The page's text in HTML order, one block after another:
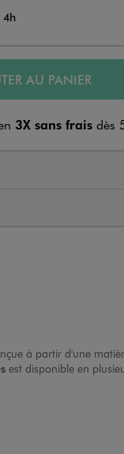
4h
AU PANIER
3X sans fraisdès
à partir d'une
est disponible en